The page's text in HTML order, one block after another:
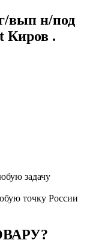
вып н/под
Киров .
задачу
точку России